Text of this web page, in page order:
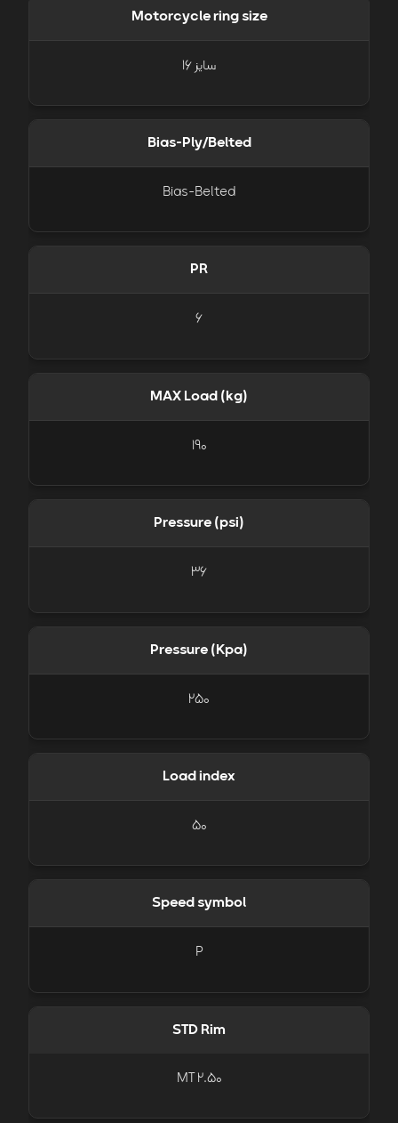
Motorcycle ring size
سایز 16
Bias-Ply/Belted
Bias-Belted
PR
6
MAX Load (kg)
190
Pressure (psi)
36
Pressure (Kpa)
250
Load index
50
Speed symbol
P
STD Rim
MT 2.50